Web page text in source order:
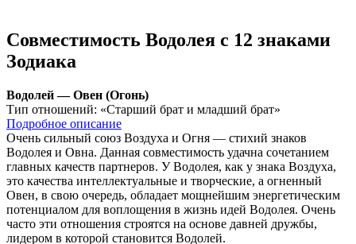
Совместимость Водолея с 12 знаками
Зодиака
Водолей — Овен (Огонь)
Тип отношений: «Старший брат и младший брат»
Подробное описание
Очень сильный союз Воздуха и Огня — стихий знаков
Водолея и Овна. Данная совместимость удачна сочетанием
главных качеств партнеров. У Водолея, как у знака Воздуха,
это качества интеллектуальные и творческие, а огненный
Овен, в свою очередь, обладает мощнейшим энергетическим
потенциалом для воплощения в жизнь идей Водолея. Очень
часто эти отношения строятся на основе давней дружбы,
лидером в которой становится Водолей.